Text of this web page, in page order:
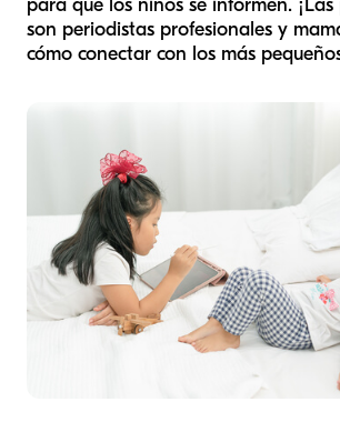
para que los niños se informen.
son periodistas profesionales y
cómo conectar con los más